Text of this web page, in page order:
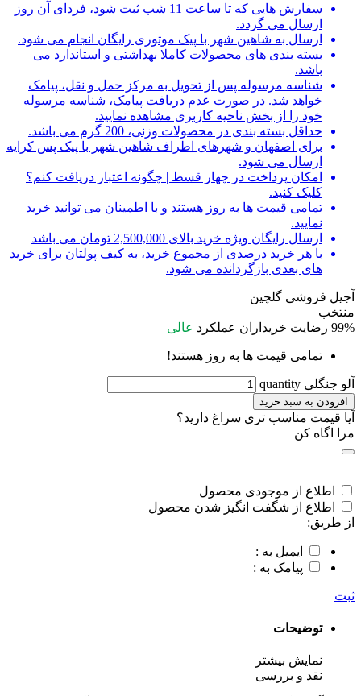
سفارش هایی که تا ساعت 11 شب ثبت شود، فردای آن روز
ارسال می گردد.
ارسال به شاهین شهر با پیک موتوری رایگان انجام می شود.
بسته بندی های محصولات کاملا بهداشتی و استاندارد می
باشد.
شناسه مرسوله پس از تحویل به مرکز حمل و نقل، پیامک
خواهد شد. در صورت عدم دریافت پیامک، شناسه مرسوله
خود را از بخش ناحیه کاربری مشاهده نمایید.
حداقل بسته بندی در محصولات وزنی، 200 گرم می باشد.
برای اصفهان و شهرهای اطراف شاهین شهر با پیک پس کرایه
ارسال می شود.
امکان پرداخت در چهار قسط | چگونه اعتبار دریافت کنم؟
کلیک کنید.
تمامی قیمت ها به روز هستند و با اطمینان می توانید خرید
نمایید.
ارسال رایگان ویژه خرید بالای 2,500,000 تومان می باشد
با هر خرید درصدی از مجموع خرید، به کیف پولتان برای خرید
های بعدی بازگردانده می شود.
آجیل فروشی گلچین
منتخب
99% رضایت خریداران عملکرد عالی
تمامی قیمت ها به روز هستند!
آلو جنگلی quantity
افزودن به سبد خرید
آیا قیمت مناسب تری سراغ دارید؟
مرا اگاه کن
اطلاع از موجودی محصول
اطلاع از شگفت انگیز شدن محصول
از طریق:
ایمیل به :
پیامک به :
ثبت
توضیحات
نمایش بیشتر
نقد و بررسی